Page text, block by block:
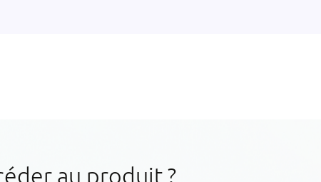
au produit ?